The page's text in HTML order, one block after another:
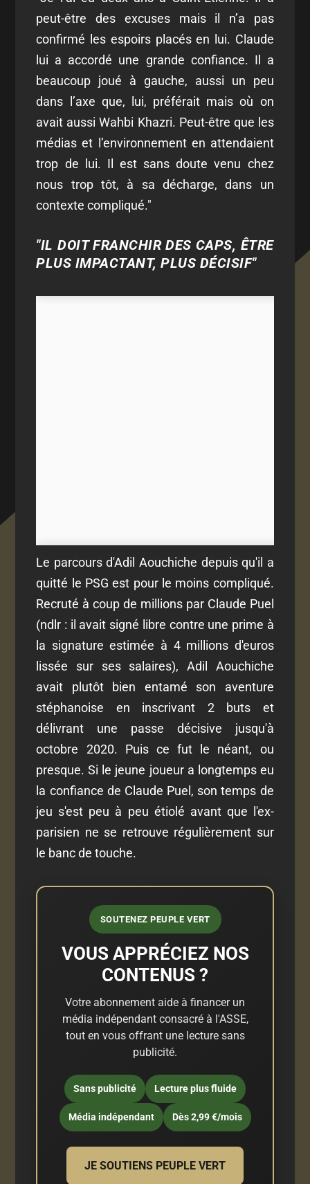
peut-être des excuses mais il n’a pas
confirmé les espoirs placés en lui. Claude
lui a accordé une grande confiance. Il a
beaucoup joué à gauche, aussi un peu
dans l’axe que, lui, préférait mais où on
avait aussi Wahbi Khazri. Peut-être que les
médias et l’environnement en attendaient
trop de lui. Il est sans doute venu chez
nous trop tôt, à sa décharge, dans un
contexte compliqué."
"IL DOIT FRANCHIR DES CAPS, ÊTRE
PLUS IMPACTANT, PLUS DÉCISIF"
Le parcours d'Adil Aouchiche depuis qu'il a
quitté le PSG est pour le moins compliqué.
Recruté à coup de millions par Claude Puel
(ndlr : il avait signé libre contre une prime à
la signature estimée à 4 millions d'euros
lissée sur ses salaires), Adil Aouchiche
avait plutôt bien entamé son aventure
stéphanoise en inscrivant 2 buts et
délivrant une passe décisive jusqu'à
octobre 2020. Puis ce fut le néant, ou
presque. Si le jeune joueur a longtemps eu
la confiance de Claude Puel, son temps de
jeu s'est peu à peu étiolé avant que l'ex-
parisien ne se retrouve régulièrement sur
le banc de touche.
SOUTENEZ PEUPLE VERT
VOUS APPRÉCIEZ NOS
CONTENUS ?
Votre abonnement aide à financer un
média indépendant consacré à l'ASSE,
tout en vous offrant une lecture sans
publicité.
Sans publicité Lecture plus fluide
Média indépendant Dès 2,99 €/mois
JE SOUTIENS PEUPLE VERT